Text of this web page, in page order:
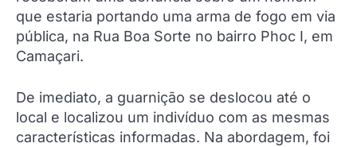
que estaria portando uma arma de fogo em via
pública, na Rua Boa Sorte no bairro Phoc I, em
Camaçari.
De imediato, a guarnição se deslocou até o
local e localizou um indivíduo com as mesmas
características informadas. Na abordagem, foi